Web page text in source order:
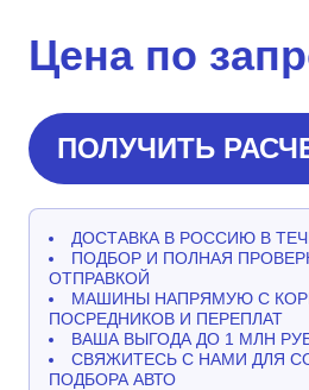
Цена по
ПОЛУЧИТЬ
ДОСТАВКА В РОССИЮ В
ПОДБОР И ПОЛНАЯ
ОТПРАВКОЙ
МАШИНЫ НАПРЯМУЮ С
ПОСРЕДНИКОВ И ПЕРЕПЛАТ
ВАША ВЫГОДА ДО 1 МЛН
СВЯЖИТЕСЬ С НАМИ ДЛЯ
ПОДБОРА АВТО